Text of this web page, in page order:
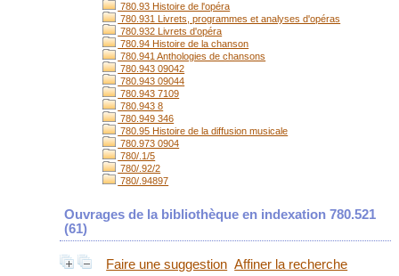
780.93 Histoire de l'opéra
780.931 Livrets, programmes et analyses d'opéras
780.932 Livrets d'opéra
780.94 Histoire de la chanson
780.941 Anthologies de chansons
780.943 09042
780.943 09044
780.943 7109
780.943 8
780.949 346
780.95 Histoire de la diffusion musicale
780.973 0904
780/.1/5
780/.92/2
780/.94897
Ouvrages de la bibliothèque en indexation 780.521
(61)
Faire une suggestion Affiner la recherche